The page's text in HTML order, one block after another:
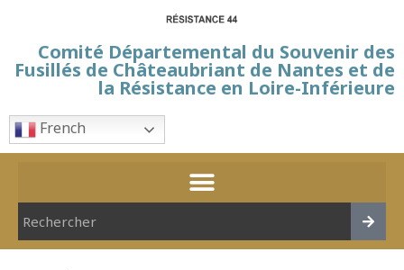
Comité Départemental du Souvenir des
Fusillés de Châteaubriant de Nantes et de
la Résistance en Loire-Inférieure
French